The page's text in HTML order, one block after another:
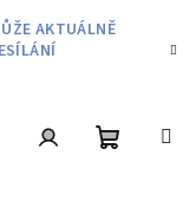
AKTUÁLNĚ